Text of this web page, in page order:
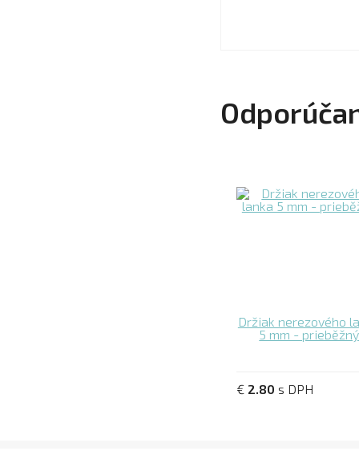
Držiak nerezového
5 mm - prieběžný
€ 2.80 s DPH